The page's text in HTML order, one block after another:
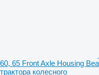
60, 65 Front Axle Housing
трактора колесного